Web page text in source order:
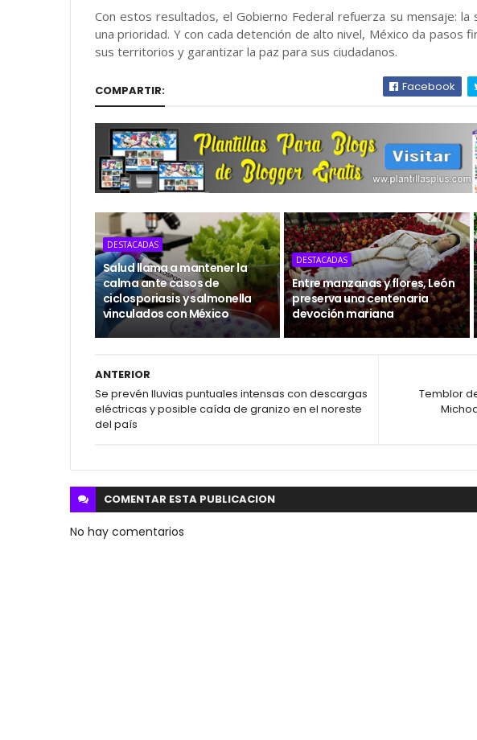
Con estos resultados, el Gobierno Federal refuerza su mensaje: la
una prioridad. Y con cada detención de alto nivel, México da pasos
sus territorios y garantizar la paz para sus ciudadanos.
COMPARTIR: Facebook
DESTACADAS
Salud llama a mantener la
calma ante casos de
ciclosporiasis y salmonella
vinculados con México
DESTACADAS
Entre manzanas y flores, León
preserva una centenaria
devoción mariana
Temblor
ANTERIOR
Se prevén lluvias puntuales intensas con descargas
eléctricas y posible caída de granizo en el noreste
del país
COMENTAR ESTA PUBLICACION
No hay comentarios